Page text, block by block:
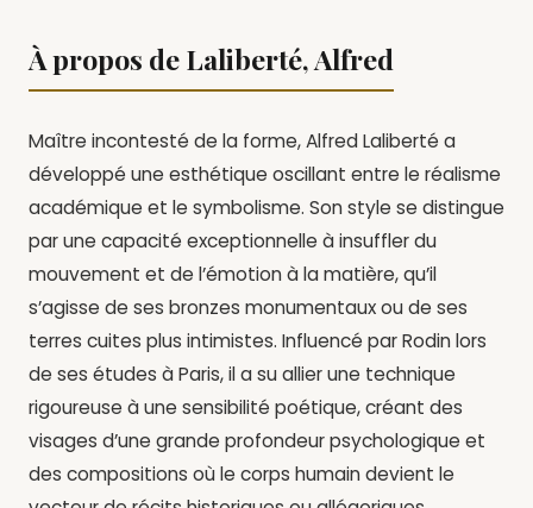
À propos de Laliberté, Alfred
Maître incontesté de la forme, Alfred Laliberté a
développé une esthétique oscillant entre le réalisme
académique et le symbolisme. Son style se distingue
par une capacité exceptionnelle à insuffler du
mouvement et de l’émotion à la matière, qu’il
s’agisse de ses bronzes monumentaux ou de ses
terres cuites plus intimistes. Influencé par Rodin lors
de ses études à Paris, il a su allier une technique
rigoureuse à une sensibilité poétique, créant des
visages d’une grande profondeur psychologique et
des compositions où le corps humain devient le